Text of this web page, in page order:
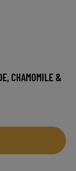
CHAMOMILE &